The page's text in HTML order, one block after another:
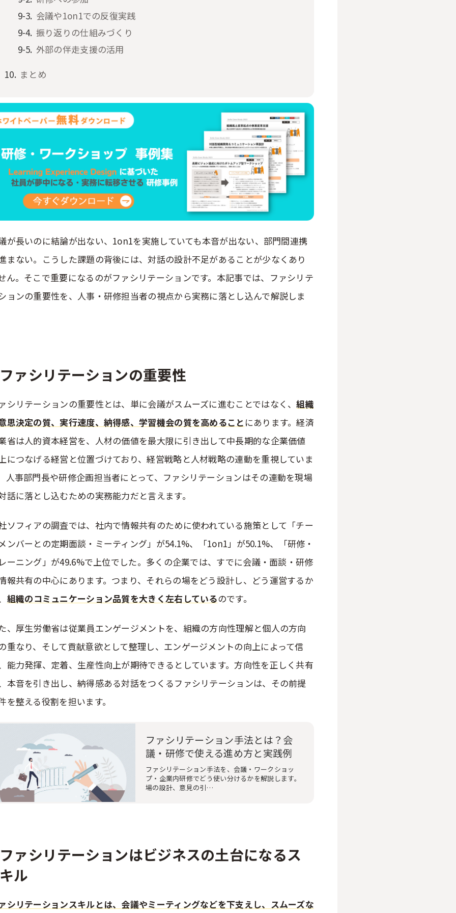
会議や1on1での反復実践
振り返りの仕組みづくり
外部の伴走支援の活用
まとめ
が長いのに結論が出ない、1on1を実施していても本音が出ない、部門間連携
まない。こうした課題の背後には、対話の設計不足があることが少なくあり
ん。そこで重要になるのがファシリテーションです。本記事では、ファシリテ
ョンの重要性を、人事・研修担当者の視点から実務に落とし込んで解説しま
ファシリテーションの重要性
シリテーションの重要性とは、単に会議がスムーズに進むことではなく、組織
思決定の質、実行速度、納得感、学習機会の質を高めること にあります。経済
省は人的資本経営を、人材の価値を最大限に引き出して中長期的な企業価値
につなげる経営と位置づけており、経営戦略と人材戦略の連動を重視していま
人事部門長や研修企画担当者にとって、ファシリテーションはその連動を現場
話に落とし込むための実務能力だと言えます。
ソフィアの調査では、社内で情報共有のために使われている施策として「チー
ンバーとの定期面談・ミーティング」が54.1%、「1on1」が50.1%、「研修・
ーニング」が49.6%で上位でした。多くの企業では、すでに会議・面談・研修
報共有の中心にあります。つまり、それらの場をどう設計し、どう運営するか
組織のコミュニケーション品質を大きく左右しているのです。
、厚生労働省は従業員エンゲージメントを、組織の方向性理解と個人の方向
重なり、そして貢献意欲として整理し、エンゲージメントの向上によって信
能力発揮、定着、生産性向上が期待できるとしています。方向性を正しく共有
本音を引き出し、納得感ある対話をつくるファシリテーションは、その前提
を整える役割を担います。
ファシリテーション手法とは？会
議・研修で使える進め方と実践例
ファシリテーション手法を、会議・ワークショッ
プ・企業内研修でどう使い分けるかを解説します。
場の設計、意見の引…
ファシリテーションはビジネスの土台になるス
キル
シリテーションスキルとは、会議やミーティングなどを下支えし、スムーズな